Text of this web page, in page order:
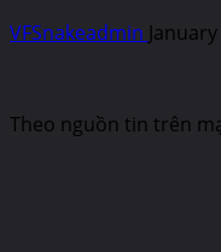
VFSnakeadmin
Theo nguồn tin trên